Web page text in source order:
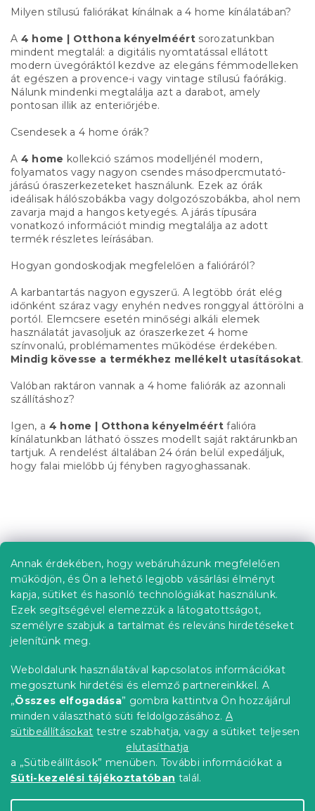
Annak érdekében, hogy webáruházunk megfelelően
működjön, és Ön a lehető legjobb vásárlási élményt
kapja, sütiket és hasonló technológiákat használunk.
Ezek segítségével elemezzük a látogatottságot,
személyre szabjuk a tartalmat és releváns hirdetéseket
jelenítünk meg.
Weboldalunk használatával kapcsolatos információkat
megosztunk hirdetési és elemző partnereinkkel. A
„Összes elfogadása” gombra kattintva Ön hozzájárul
minden választható süti feldolgozásához. A
sütibeállításokat testre szabhatja, vagy a sütiket teljesen
elutasíthatja
a „Sütibeállítások” menüben. További információkat a
Süti-kezelési tájékoztatóban talál.
Milyen stílusú faliórákat kínálnak a 4 home kínálatában?
A 4 home | Otthona kényelméért sorozatunkban
mindent megtalál: a digitális nyomtatással ellátott
modern üvegóráktól kezdve az elegáns fémmodelleken
át egészen a provence-i vagy vintage stílusú faórákig.
Nálunk mindenki megtalálja azt a darabot, amely
pontosan illik az enteriőrjébe.
Csendesek a 4 home órák?
A 4 home kollekció számos modelljénél modern,
folyamatos vagy nagyon csendes másodpercmutató-
járású óraszerkezeteket használunk. Ezek az órák
ideálisak hálószobákba vagy dolgozószobákba, ahol nem
zavarja majd a hangos ketyegés. A járás típusára
vonatkozó információt mindig megtalálja az adott
termék részletes leírásában.
Hogyan gondoskodjak megfelelően a falióráról?
A karbantartás nagyon egyszerű. A legtöbb órát elég
időnként száraz vagy enyhén nedves ronggyal áttörölni a
portól. Elemcsere esetén minőségi alkáli elemek
használatát javasoljuk az óraszerkezet 4 home
színvonalú, problémamentes működése érdekében.
Mindig kövesse a termékhez mellékelt utasításokat.
Valóban raktáron vannak a 4 home faliórák az azonnali
szállításhoz?
Igen, a 4 home | Otthona kényelméért falióra
kínálatunkban látható összes modellt saját raktárunkban
tartjuk. A rendelést általában 24 órán belül expedáljuk,
hogy falai mielőbb új fényben ragyoghassanak.
á
Információ az Ön számára
Rendelés követése
Szállítási lehetőségek
Fizetési lehetőségek
Reklamáció és áruvisszaküldés
Elérhetőség
Általános szerződési feltételek
Adatvédelmi nyilatkozat
Blog
Partnereinknek